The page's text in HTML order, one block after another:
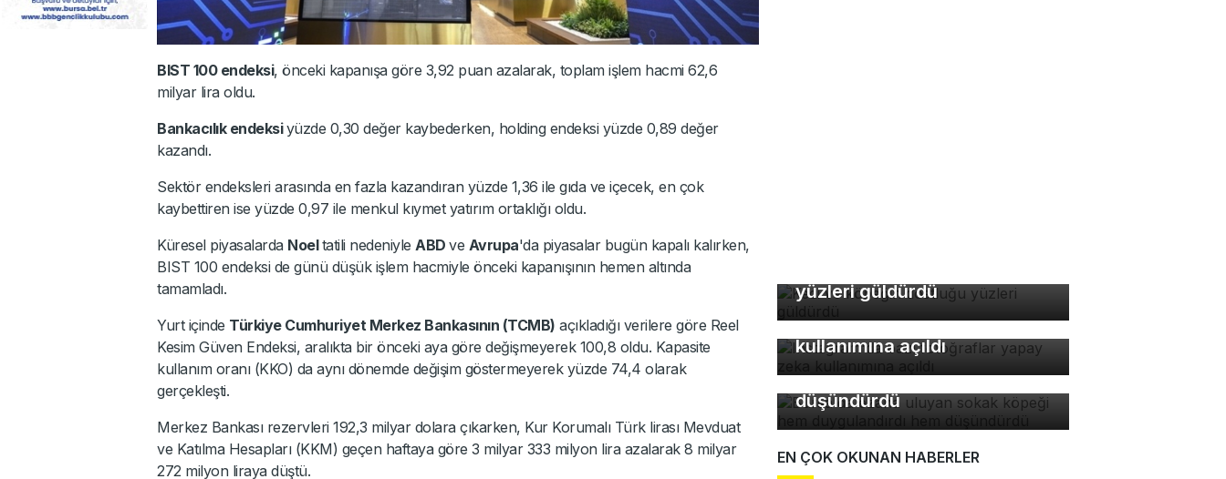
BIST 100 endeksi, önceki kapanışa göre 3,92 puan azalarak, toplam işlem hacmi 62,6
milyar lira oldu.
Bankacılık endeksiyüzde 0,30 değer kaybederken, holding endeksi yüzde 0,89 değer
kazandı.
Sektör endeksleri arasında en fazla kazandıran yüzde 1,36 ile gıda ve içecek, en çok
kaybettiren ise yüzde 0,97 ile menkul kıymet yatırım ortaklığı oldu.
Küresel piyasalarda Noeltatili nedeniyle ABD ve Avrupa'da piyasalar bugün kapalı kalırken,
BIST 100 endeksi de günü düşük işlem hacmiyle önceki kapanışının hemen altında
tamamladı.
Yurt içinde Türkiye Cumhuriyet Merkez Bankasının (TCMB) açıkladığı verilere göre Reel
Kesim Güven Endeksi, aralıkta bir önceki aya göre değişmeyerek 100,8 oldu. Kapasite
kullanım oranı (KKO) da aynı dönemde değişim göstermeyerek yüzde 74,4 olarak
gerçekleşti.
Merkez Bankası rezervleri 192,3 milyar dolara çıkarken, Kur Korumalı Türk lirası Mevduat
ve Katılma Hesapları (KKM) geçen haftaya göre 3 milyar 333 milyon lira azalarak 8 milyar
272 milyon liraya düştü.
yüzleri güldürdü
Instagram'da bazı
fotoğraflar yapay zeka
kullanımına açıldı
Bursa'da ezana uluyan
sokak köpeği hem
duygulandırdı hem
düşündürdü
EN ÇOK OKUNAN HABERLER